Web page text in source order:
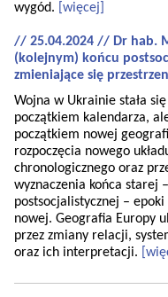
wygód.
[więcej]
// 25.04.2024 // Dr hab.
(kolejnym) końcu
zmieniające się
Wojna w Ukrainie stała
początkiem kalendarza,
początkiem nowej
rozpoczęcia nowego
chronologicznego oraz
wyznaczenia końca starej
postsocjalistycznej –
nowej. Geografia Europy
przez zmiany relacji,
oraz ich interpretacji.